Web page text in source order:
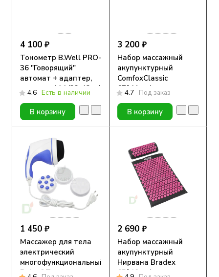
4 100 ₽
Тонометр B.Well PRO-
36 "Говорящий"
автомат + адаптер,
манжета M-L(22-42см)
4.6 Есть в наличии
В корзину
3 200 ₽
Набор массажный
акупунктурный
ComfoxClassic
67*41см (коврик,
подушка, сумка)
4.7 Под заказ
В корзину
1 450 ₽
Массажер для тела
электрический
многофункциональный
Relax&Tone
2 690 ₽
Набор массажный
акупунктурный
Нирвана Bradex
65*40см (коврик,